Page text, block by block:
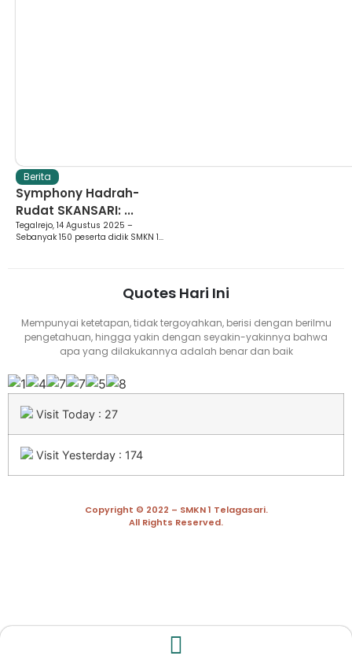
Berita
Symphony Hadrah-
Rudat SKANSARI: ...
Tegalrejo, 14 Agustus 2025 –
Sebanyak 150 peserta didik SMKN 1...
Quotes Hari Ini
Mempunyai ketetapan, tidak tergoyahkan, berisi dengan berilmu
pengetahuan, hingga yakin dengan seyakin-yakinnya bahwa
apa yang dilakukannya adalah benar dan baik
Visit Today : 27
Visit Yesterday : 174
Copyright © 2022 – SMKN 1 Telagasari.
All Rights Reserved.